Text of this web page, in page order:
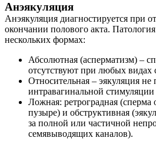
Анэякуляция
Анэякуляция диагностируется при
окончании полового акта.
нескольких формах:
Абсолютная (асперматизм) –
отсутствуют при любых видах
Относительная – эякуляция не
интравагинальной стимуляции
Ложная: ретроградная (сперма
пузыре) и обструктивная
за полной или частичной
семявыводящих каналов).